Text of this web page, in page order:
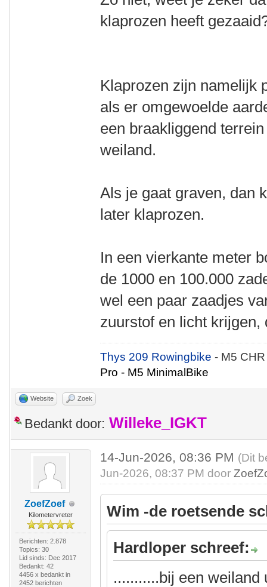
klaprozen heeft
Klaprozen zijn namelijk
als er omgewoelde
een braakliggend
weiland.
Als je gaat graven, dan
later klaprozen.
In een vierkante meter
de 1000 en 100.000
wel een paar zaadjes
zuurstof en licht krijgen,
Thys 209 Rowingbike- M5
Pro - M5 MinimalBike
Website Zoek
Bedankt door: Willeke_IGKT
ZoefZoef
Kilometervreter
Berichten: 2.878
Topics: 30
Lid sinds: Dec 2017
Bedankt: 42
4456 x bedankt in
2452 berichten
14-Jun-2026, 08:36 PM (Dit
Jun-2026, 08:37 PM door
Wim -de roetsende
Hardloper schreef:
...........bij een